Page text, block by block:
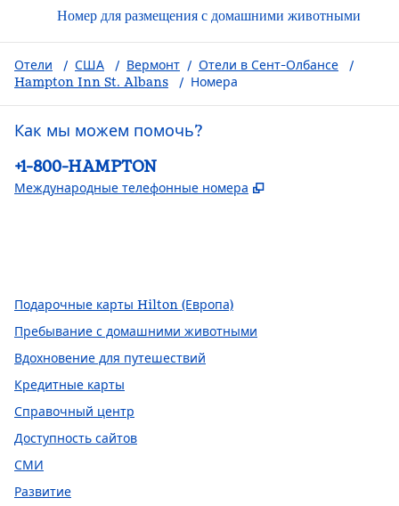
Номер для размещения с домашними животными
Отели / США / Вермонт / Отели в Сент-Олбансе
/
Hampton Inn St. Albans
/ Номера
Как мы можем помочь?
Телефон:
+1-800-HAMPTON
Международные телефонные номера ,
Подарочные карты Hilton (Европа)
Пребывание с домашними животными
Вдохновение для путешествий
Кредитные карты
Справочный центр
Доступность сайтов
СМИ
Развитие